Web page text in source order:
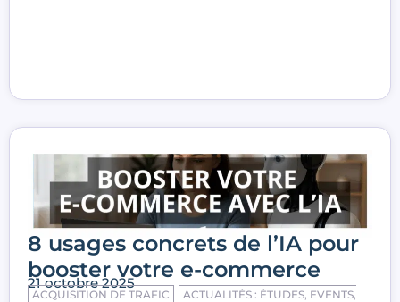
8 usages concrets de l’IA pour
booster votre e-commerce
21 octobre 2025
ACQUISITION DE TRAFIC
ACTUALITÉS : ÉTUDES, EVENTS,